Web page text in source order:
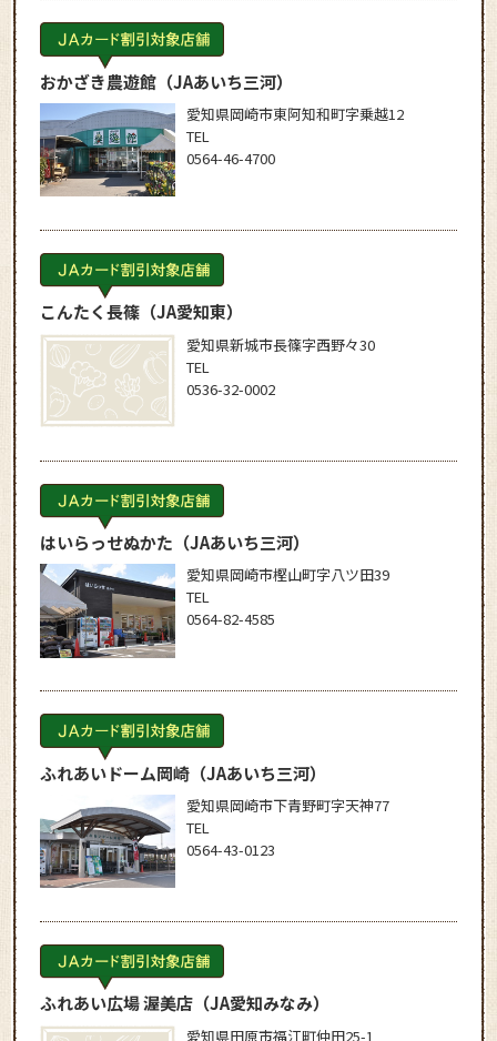
おかざき農遊館（JAあいち三河）
愛知県岡崎市東阿知和町字乗越12
TEL
0564-46-4700
こんたく長篠（JA愛知東）
愛知県新城市長篠字西野々30
TEL
0536-32-0002
はいらっせぬかた （JAあいち三河）
愛知県岡崎市樫山町字八ツ田39
TEL
0564-82-4585
ふれあいドーム岡崎（JAあいち三河）
愛知県岡崎市下青野町字天神77
TEL
0564-43-0123
ふれあい広場 渥美店（JA愛知みなみ）
愛知県田原市福江町仲田25-1